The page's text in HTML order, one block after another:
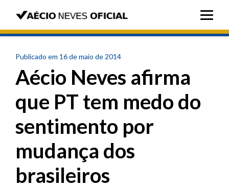
Publicado em 16 de maio de 2014
Aécio Neves afirma
que PT tem medo do
sentimento por
mudança dos
brasileiros